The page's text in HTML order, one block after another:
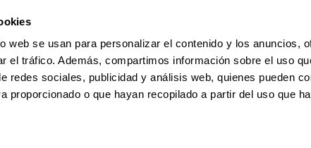
web se usan para personalizar el contenido y los anuncios,
el tráfico. Además, compartimos información sobre el uso
redes sociales, publicidad y análisis web, quienes pueden
proporcionado o que hayan recopilado a partir del uso que
Los SGIker participan en el XV Foro Internacional sobre Evaluación
(10-12 mayo de 2018) (24/05/2018)
Página
1 ...Páginas intermedias Use TAB para
Página
12 Página
13 Página
14 ...PáginasPágina
79